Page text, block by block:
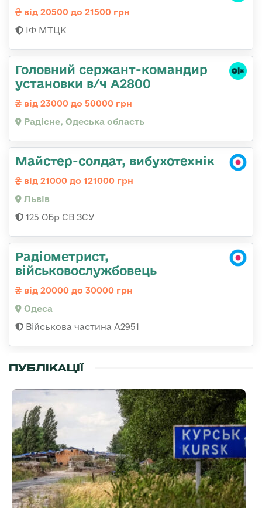
від 20500 до 21500 грн
ІФ МТЦК
Головний сержант-командир
установки в/ч А2800
від 23000 до 50000 грн
Радісне, Одеська область
Майстер-солдат, вибухотехнік
від 21000 до 121000 грн
Львів
125 ОБр СВ ЗСУ
Радіометрист,
військовослужбовець
від 20000 до 30000 грн
Одеса
Військова частина А2951
ПУБЛІКАЦІЇ